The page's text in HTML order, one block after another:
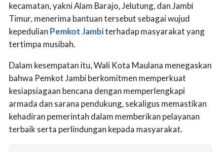
kecamatan, yakni Alam Barajo, Jelutung, dan Jambi
Timur, menerima bantuan tersebut sebagai wujud
kepedulian Pemkot Jambiterhadap masyarakat yang
tertimpa musibah.
Dalam kesempatan itu, Wali Kota Maulana menegaskan
bahwa Pemkot Jambi berkomitmen memperkuat
kesiapsiagaan bencana dengan memperlengkapi
armada dan sarana pendukung, sekaligus memastikan
kehadiran pemerintah dalam memberikan pelayanan
terbaik serta perlindungan kepada masyarakat.